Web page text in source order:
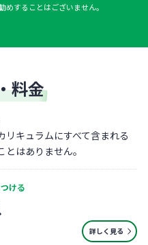
することはございません。
料金
キュラムにすべて含まれる
はありません。
ける
詳しく見る